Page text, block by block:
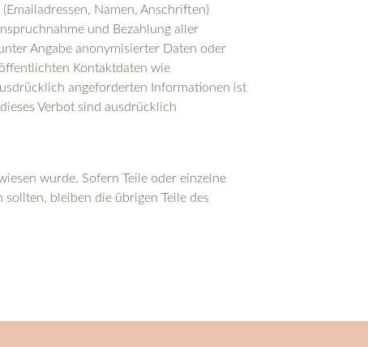
Namen, Anschriften)
und Bezahlung aller
Angabe anonymisierter Daten oder
Kontaktdaten wie
angeforderten Informationen ist
Verbot sind ausdrücklich
wurde. Sofern Teile oder einzelne
bleiben die übrigen Teile des